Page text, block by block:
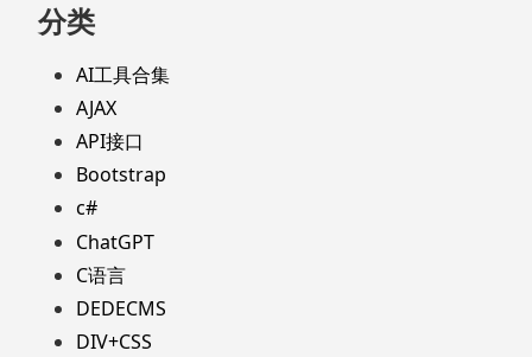
分类
AI工具合集
AJAX
API接口
Bootstrap
c#
ChatGPT
C语言
DEDECMS
DIV+CSS